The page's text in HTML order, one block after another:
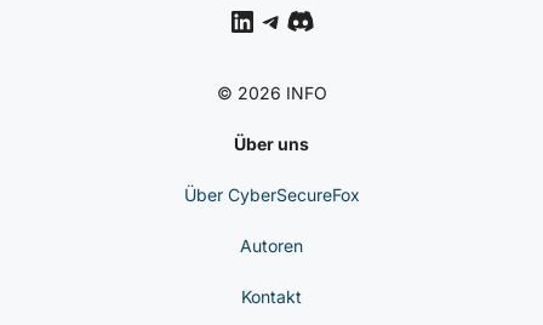
LinkedIn
Telegram
Discord
© 2026 INFO
Über uns
Über CyberSecureFox
Autoren
Kontakt